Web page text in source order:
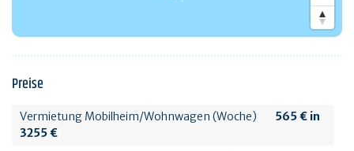
Preise
Vermietung Mobilheim/Wohnwagen (Woche)
565 € in
3255 €